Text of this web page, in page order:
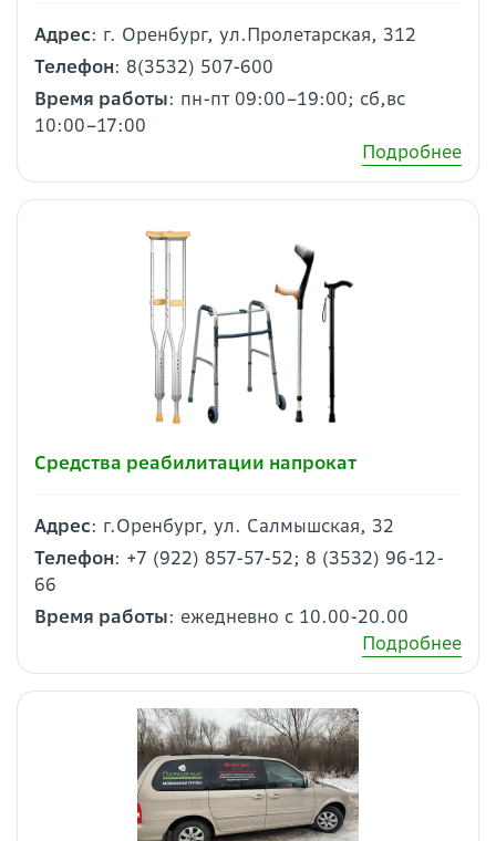
Адрес: г. Оренбург, ул.Пролетарская, 312
Телефон: 8(3532) 507-600
Время работы: пн-пт 09:00–19:00; сб,вс
10:00–17:00
Подробнее
Средства реабилитации напрокат
Адрес: г.Оренбург, ул. Салмышская, 32
Телефон: +7 (922) 857-57-52; 8 (3532) 96-12-
66
Время работы: ежедневно с 10.00-20.00
Подробнее